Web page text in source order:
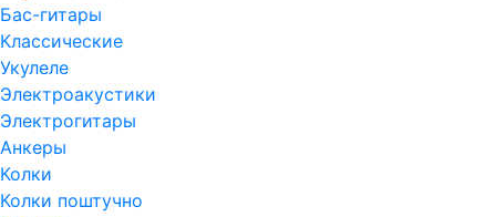
Бас-гитары
Классические
Укулеле
Электроакустики
Электрогитары
Анкеры
Колки
Колки поштучно